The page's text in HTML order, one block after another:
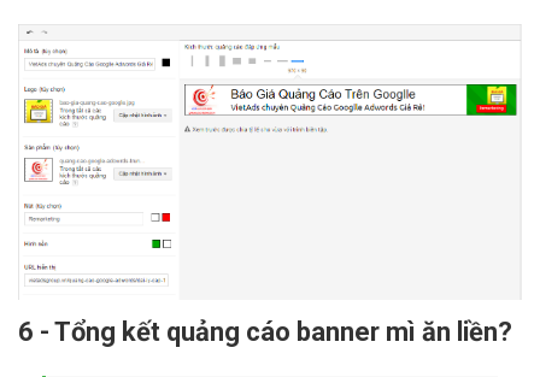
6 - Tổng kết quảng cáo banner mì ăn liền?